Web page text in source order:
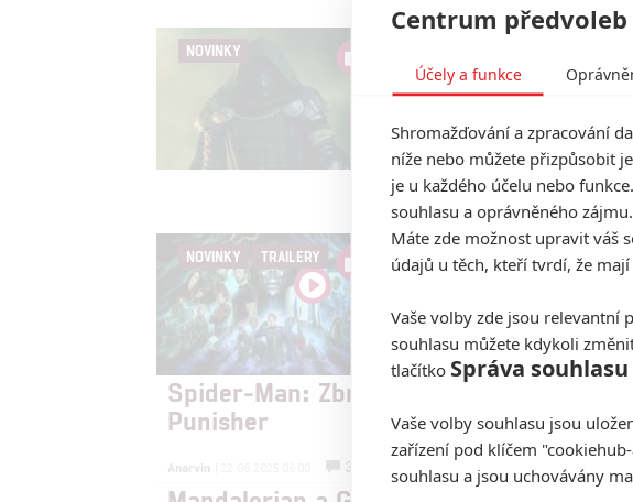
NOVINKY
Avengers:
zpátky už léta a
Conu
Anarvin | 27.07.2026 06:00
1
Šéf Marvelu rozebírá, zda
jediný film. Doom se
NOVINKY TRAILERY
Avengers:
přetéká
Anarvin | 22.07.2026 20:33
7
O příští Avengers panuje
láká na střet světů.
Spider-Man: Zbrusu nový den: S
Punisher
Anarvin 3
Centrum
Účely a funkce
Shromažďování a zpracování
níže nebo můžete přizpůsobit
je u každého účelu nebo
souhlasu a oprávněného
Máte zde možnost upravit váš
údajů u těch, kteří tvrdí, že
Vaše volby zde jsou relevantní
souhlasu můžete kdykoli
tlačítko Správa souhlasu
Vaše volby souhlasu jsou
zařízení pod klíčem
souhlasu a jsou uchovávány